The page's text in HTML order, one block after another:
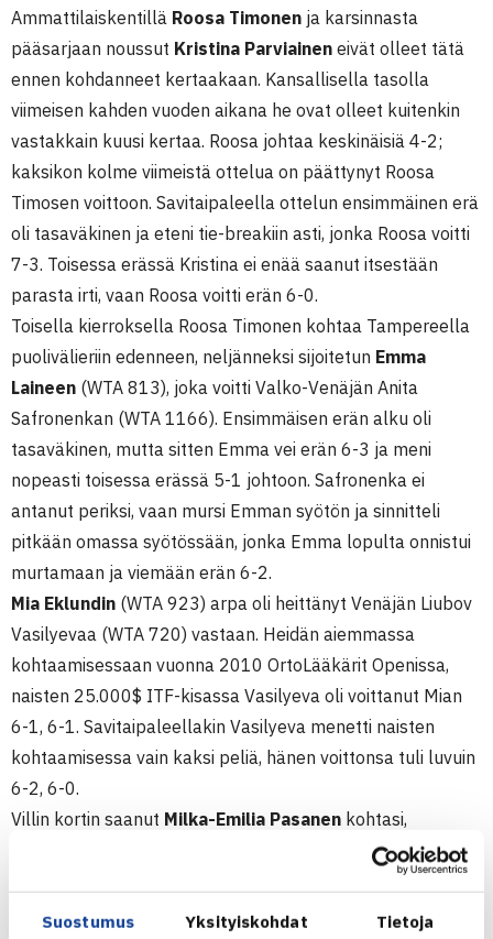
Suostumus Yksityiskohdat Tietoja
Ammattilaiskentillä Roosa Timonen ja karsinnasta
pääsarjaan noussut Kristina Parviainen eivät olleet tätä
ennen kohdanneet kertaakaan. Kansallisella tasolla
viimeisen kahden vuoden aikana he ovat olleet kuitenkin
vastakkain kuusi kertaa. Roosa johtaa keskinäisiä 4-2;
kaksikon kolme viimeistä ottelua on päättynyt Roosa
Timosen voittoon. Savitaipaleella ottelun ensimmäinen erä
oli tasaväkinen ja eteni tie-breakiin asti, jonka Roosa voitti
7-3. Toisessa erässä Kristina ei enää saanut itsestään
parasta irti, vaan Roosa voitti erän 6-0.
Toisella kierroksella Roosa Timonen kohtaa Tampereella
puolivälieriin edenneen, neljänneksi sijoitetun Emma
Laineen (WTA 813), joka voitti Valko-Venäjän Anita
Safronenkan (WTA 1166). Ensimmäisen erän alku oli
tasaväkinen, mutta sitten Emma vei erän 6-3 ja meni
nopeasti toisessa erässä 5-1 johtoon. Safronenka ei
antanut periksi, vaan mursi Emman syötön ja sinnitteli
pitkään omassa syötössään, jonka Emma lopulta onnistui
murtamaan ja viemään erän 6-2.
Mia Eklundin (WTA 923) arpa oli heittänyt Venäjän Liubov
Vasilyevaa (WTA 720) vastaan. Heidän aiemmassa
kohtaamisessaan vuonna 2010 OrtoLääkärit Openissa,
naisten 25.000$ ITF-kisassa Vasilyeva oli voittanut Mian
6-1, 6-1. Savitaipaleellakin Vasilyeva menetti naisten
kohtaamisessa vain kaksi peliä, hänen voittonsa tuli luvuin
6-2, 6-0.
Villin kortin saanut Milka-Emilia Pasanen kohtasi,
ensimmäisen kerran, Norjan Caroline Rohde-Moen (WTA
1088). Ensimmäisessä erässä 5-4 johtoasemassa Milka-
Emilia pelasi terävästi, mursi Rohde-Moen syötön ja vei